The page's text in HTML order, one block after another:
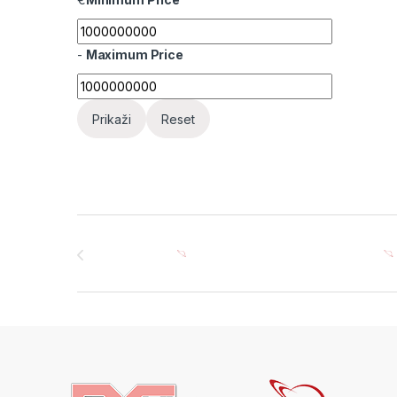
- Maximum Price
Prikaži Reset